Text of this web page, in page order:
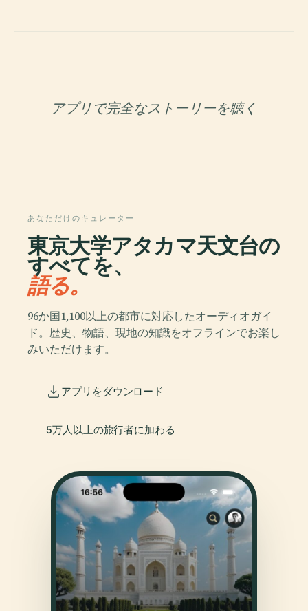
アプリで完全なストーリーを聴く
あなただけのキュレーター
東京大学アタカマ天文台の
すべてを、
語る。
96か国1,100以上の都市に対応したオーディオガイ
ド。歴史、物語、現地の知識をオフラインでお楽し
みいただけます。
アプリをダウンロード
5万人以上の旅行者に加わる